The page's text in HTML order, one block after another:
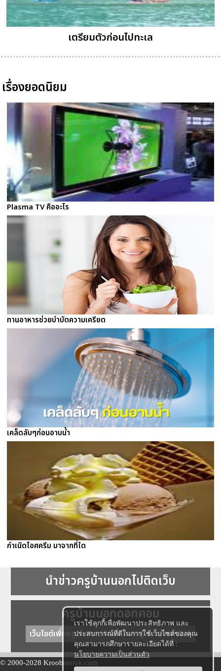
เราใช้คุกกี้เพื่อพัฒนาประสิทธิภาพ และ
ประสบการณ์ที่ดีในการใช้เว็บไซต์ของคุณ
คุณสามารถศึกษารายละเอียดได้ที่ :
นโยบายความเป็นส่วนตัว
เตรียมตัวก่อนไปทะเล
เรื่องยอดนิยม
Plasma TV คืออะไร
ทานอาหารช่วยบำบัดความเครียด
เคล็ดลับๆก่อนอาบน้ำ
กำเนิดไอศครีม มาจากที่ใด
นำข่าวครูบ้านนอกไปติดเว็บ
ครูบ้านนอกดอทคอม
เว็บไซต์เพื่อครู ข่าวการศึกษา ความรู้ การศึกษาไทย
© 2000-2028 Kroobannok.com